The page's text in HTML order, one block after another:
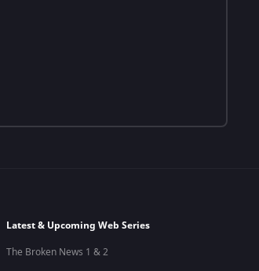
Latest & Upcoming Web Series
The Broken News 1 & 2